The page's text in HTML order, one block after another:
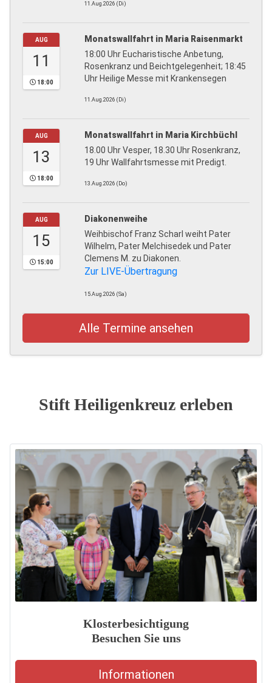
11.Aug.2026 (Di)
AUG
11
18:00
Monatswallfahrt in Maria Raisenmarkt
18:00 Uhr Eucharistische Anbetung,
Rosenkranz und Beichtgelegenheit; 18:45
Uhr Heilige Messe mit Krankensegen
11.Aug.2026 (Di)
AUG
13
18:00
Monatswallfahrt in Maria Kirchbüchl
18.00 Uhr Vesper, 18.30 Uhr Rosenkranz,
19 Uhr Wallfahrtsmesse mit Predigt.
13.Aug.2026 (Do)
AUG
15
15:00
Diakonenweihe
Weihbischof Franz Scharl weiht Pater
Wilhelm, Pater Melchisedek und Pater
Clemens M. zu Diakonen.
Zur LIVE-Übertragung
15.Aug.2026 (Sa)
Alle Termine ansehen
Stift Heiligenkreuz erleben
Klosterbesichtigung
Besuchen Sie uns
Informationen